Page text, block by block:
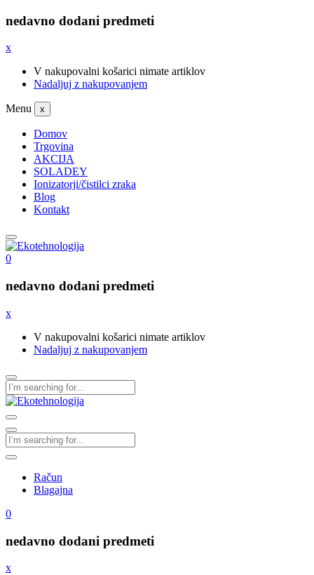
nedavno dodani predmeti
x
V nakupovalni košarici nimate artiklov
Nadaljuj z nakupovanjem
Menu x
Domov
Trgovina
AKCIJA
SOLADEY
Ionizatorji/čistilci zraka
Blog
Kontakt
0
nedavno dodani predmeti
x
V nakupovalni košarici nimate artiklov
Nadaljuj z nakupovanjem
Račun
Blagajna
0
nedavno dodani predmeti
x